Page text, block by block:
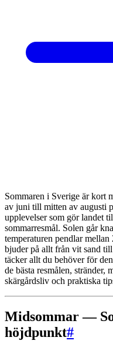
Sommaren i Sverige är kort
av juni till mitten av augusti
upplevelser som gör landet
sommarresmål. Solen går
temperaturen pendlar
bjuder på allt från vit sand
täcker allt du behöver för
de bästa resmålen, stränder,
skärgårdsliv och praktiska
Midsommar —
höjdpunkt#